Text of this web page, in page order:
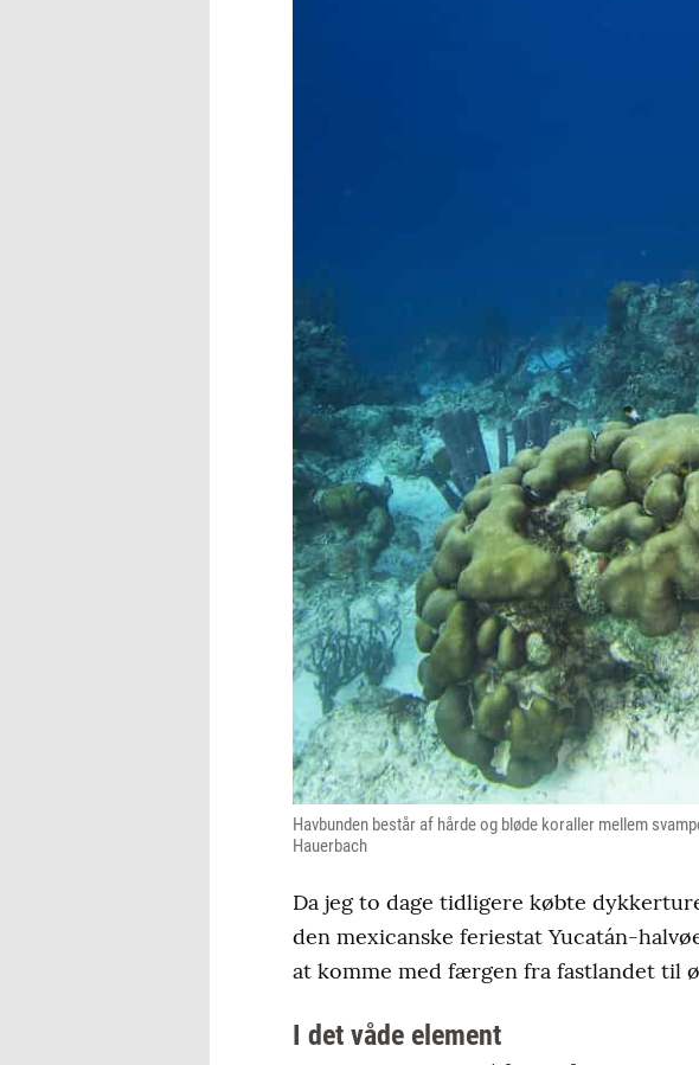
Havbunden består af hårde og bløde koraller mellem
Hauerbach
Da jeg to dage tidligere købte
den mexicanske feriestat Yucatán-
at komme med færgen fra fastlandet til
I det våde element